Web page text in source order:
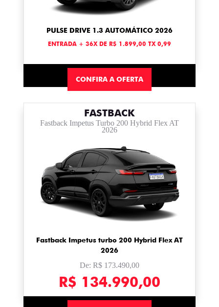
PULSE DRIVE 1.3 AUTOMÁTICO 2026
ENTRADA + 36X DE R$ 1.899,00 TX 0,99
CONFIRA A OFERTA
FASTBACK
Fastback Impetus Turbo 200 Hybrid Flex AT
2026
Fastback Impetus turbo 200 Hybrid Flex AT
2026
De: R$ 173.490,00
R$ 134.990,00